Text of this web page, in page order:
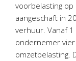
voorbelasting
aangeschaft in
verhuur. Vanaf
ondernemer
omzetbelasting.